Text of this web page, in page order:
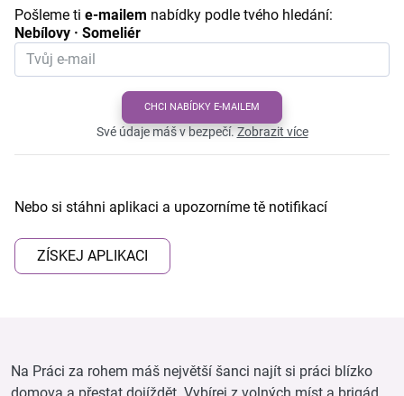
Pošleme ti e-mailem nabídky podle tvého hledání:
Nebílovy · Someliér
CHCI NABÍDKY E-MAILEM
Své údaje máš v bezpečí.Zobrazit více
Nebo si stáhni aplikaci a upozorníme tě notifikací
ZÍSKEJ APLIKACI
Na Práci za rohem máš největší šanci najít si práci blízko
domova a přestat dojíždět. Vybírej z volných míst a brigád